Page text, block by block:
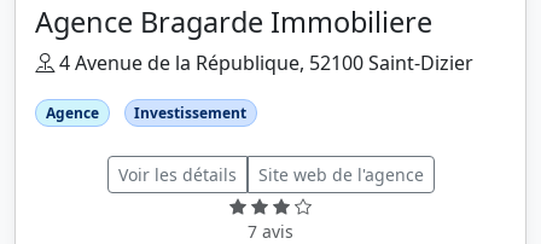
Agence Bragarde Immobiliere
4 Avenue de la République, 52100 Saint-Dizier
Agence Investissement
Voir les détails Site web de l'agence
7 avis